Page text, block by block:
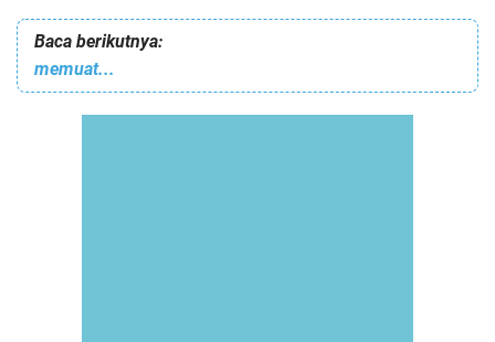
Baca berikutnya:
memuat...